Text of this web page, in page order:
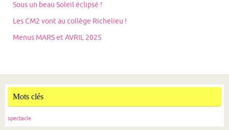
Sous un beau Soleil éclipsé !
Les CM2 vont au collège Richelieu !
Menus MARS et AVRIL 2025
Mots clés
spectacle